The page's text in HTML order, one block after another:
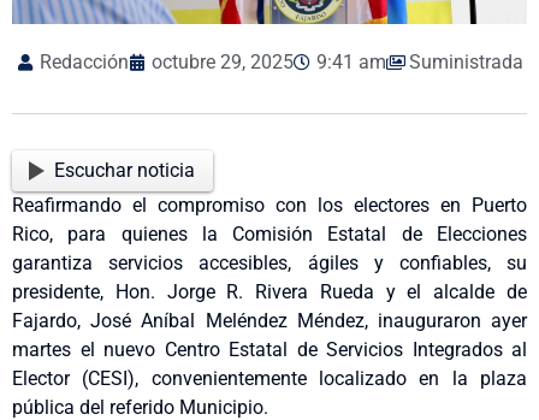
Redacción octubre 29, 2025 9:41 am Suministrada
Escuchar noticia
Reafirmando el compromiso con los electores en Puerto
Rico, para quienes la Comisión Estatal de Elecciones
garantiza servicios accesibles, ágiles y confiables, su
presidente, Hon. Jorge R. Rivera Rueda y el alcalde de
Fajardo, José Aníbal Meléndez Méndez, inauguraron ayer
martes el nuevo Centro Estatal de Servicios Integrados al
Elector (CESI), convenientemente localizado en la plaza
pública del referido Municipio.